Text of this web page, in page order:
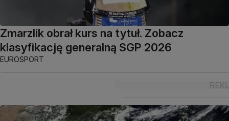
Zmarzlik obrał kurs na tytuł. Zobacz
klasyfikację generalną SGP 2026
EUROSPORT